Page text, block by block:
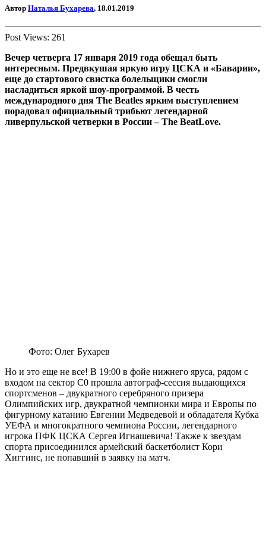
Автор Наталья Бухарева, 18.01.2019
Post Views: 261
Вечер четверга 17 января 2019 года обещал быть
интересным. Предвкушая яркую игру ЦСКА и «Баварии»,
еще до стартового свистка болельщики смогли
насладиться яркой шоу-программой. В честь
международного дня The Beatles ярким выступлением
порадовал официальный трибьют легендарной
ливерпульской четверки в России – The BeatLove.
Фото: Олег Бухарев
Но и это еще не все! В 19:00 в фойе нижнего яруса, рядом с
входом на сектор С0 прошла автограф-сессия выдающихся
спортсменов – двукратного серебряного призера
Олимпийских игр, двукратной чемпионки мира и Европы по
фигурному катанию Евгении Медведевой и обладателя Кубка
УЕФА и многократного чемпиона России, легендарного
игрока ПФК ЦСКА Сергея Игнашевича! Также к звездам
спорта присоединился армейский баскетболист Кори
Хиггинс, не попавший в заявку на матч.